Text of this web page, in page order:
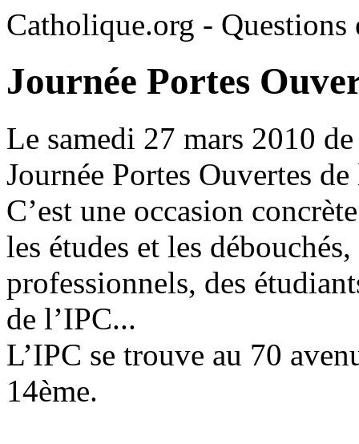
Catholique.org - Questions
Journée Portes
Le samedi 27 mars 2010
Journée Portes Ouvertes
C’est une occasion
les études et les
professionnels, des
de l’IPC...
L’IPC se trouve au 70
14ème.